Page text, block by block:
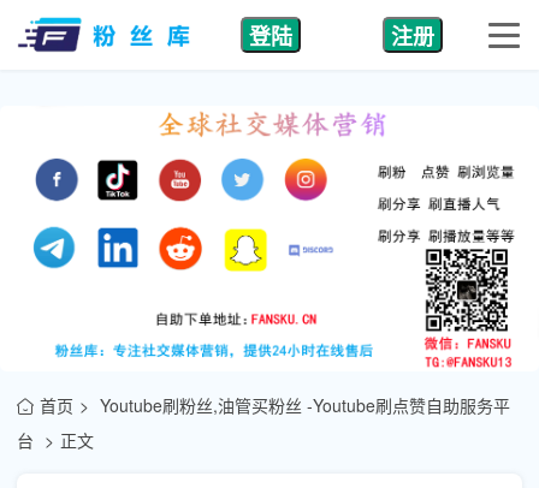
登陆 注册
首页
Youtube刷粉丝,油管买粉丝 -Youtube刷点赞自助服务平
台
正文